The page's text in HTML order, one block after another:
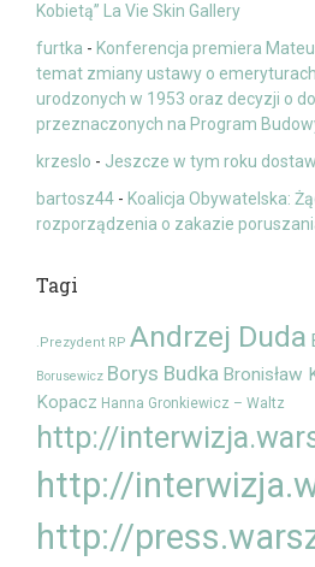
Kobietą” La Vie Skin Gallery
furtka - Konferencja premiera
temat zmiany ustawy o
urodzonych w 1953 oraz decyzji o
przeznaczonych na Program
krzeslo - Jeszcze w tym roku
bartosz44 - Koalicja Obywatelska:
rozporządzenia o zakazie
Tagi
.Prezydent RP Andrzej Duda
Borusewicz Borys Budka Bronisław
Kopacz Hanna Gronkiewicz – Waltz
http://
http://
http://